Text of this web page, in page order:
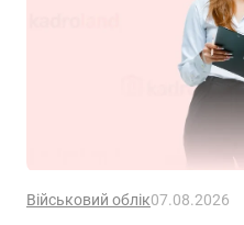
Військовий облік07.08.2026